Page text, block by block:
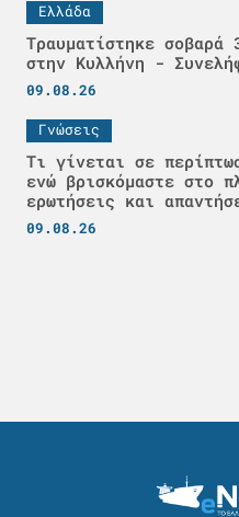
Ελλάδα
Τραυματίστηκε σοβαρά
στην Κυλλήνη -
09.08.26
Γνώσεις
Τι γίνεται σε
ενώ βρισκόμαστε στο
ερωτήσεις και
09.08.26